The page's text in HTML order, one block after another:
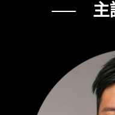
── 主